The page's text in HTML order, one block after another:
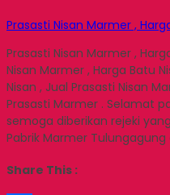
Prasasti Nisan Marmer ,
Prasasti Nisan Marmer ,
Nisan Marmer , Harga Batu
Nisan , Jual Prasasti Nisan
Prasasti Marmer . Selamat
semoga diberikan rejeki
Pabrik Marmer Tulungagung
Share This :